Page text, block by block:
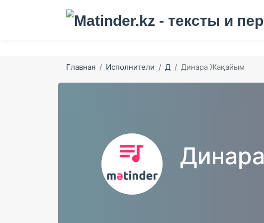
Главная Исполнители Д Динара Жақайым